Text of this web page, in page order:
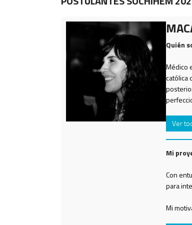
Quién
Médico
católica
Ver
Mi
Con
para
Mi